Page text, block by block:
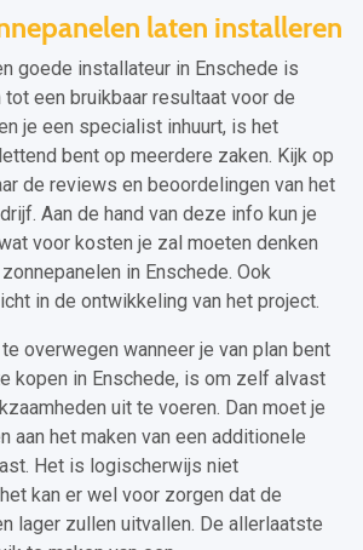
laten installeren
goede installateur in Enschede is
een bruikbaar resultaat voor de
je een specialist inhuurt, is het
bent op meerdere zaken. Kijk op
de reviews en beoordelingen van het
Aan de hand van deze info kun je
voor kosten je zal moeten denken
in Enschede. Ook
in de ontwikkeling van het project.
overwegen wanneer je van plan bent
kopen in Enschede, is om zelf alvast
uit te voeren. Dan moet je
aan het maken van een additionele
Het is logischerwijs niet
kan er wel voor zorgen dat de
lager zullen uitvallen. De allerlaatste